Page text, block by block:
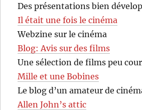
Des présentations bien
Il était une fois le cinéma
Webzine sur le cinéma
Blog: Avis sur des films
Une sélection de films peu
Mille et une Bobines
Le blog d’un amateur de
Allen John’s attic